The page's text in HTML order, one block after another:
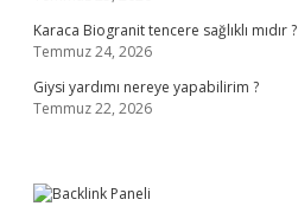
Karaca Biogranit tencere sağlıklı mıdır ?
Temmuz 24, 2026
Giysi yardımı nereye yapabilirim ?
Temmuz 22, 2026